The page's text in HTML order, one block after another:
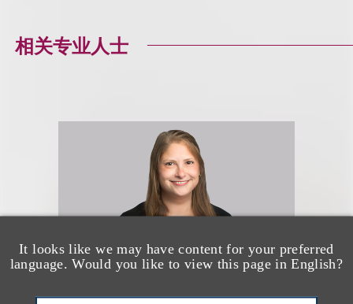
It looks like we may have content for your preferred
language. Would you like to view this page in English?
相关专业人士